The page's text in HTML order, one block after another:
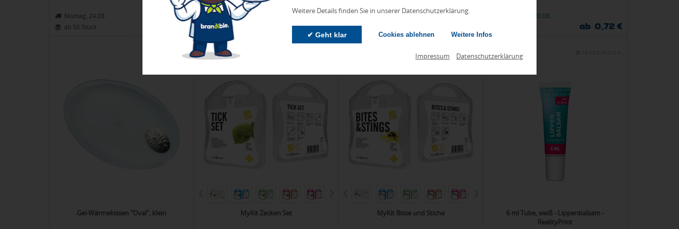
Weitere Details finden Sie in unserer Datenschutzerklärung.
✔ Geht klar Cookies ablehnen Weitere Infos
Impressum Datenschutzerklärung
Montag, 24.08.
ab 50 Stück
Donnerstag, 13.08.
ab 160 Stück
ab 0,36 €
Donnerstag, 13.08.
ab 140 Stück
Donnerstag, 20.08.
ab 0,72 €
01-06177
Gel-Wärmekissen "Oval", klein MyKit Zecken Set
042-1Z2514
MyKit Bisse und Stiche
6 ml Tube, weiß - Lippenbalsam -
RealityPrint